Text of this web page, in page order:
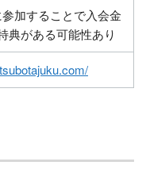
加することで入会金
典がある可能性あり